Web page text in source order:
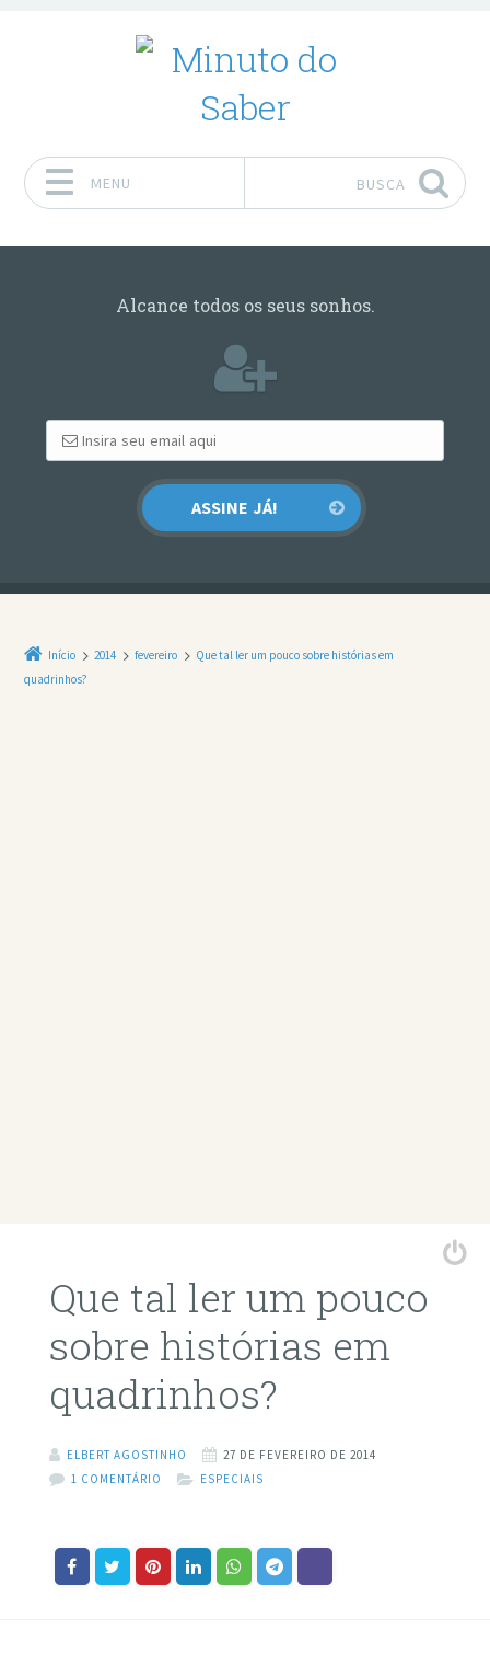
MENU BUSCA
Alcance todos os seus sonhos.
Início 2014 fevereiro
Que tal ler um pouco sobre histórias em
quadrinhos?
Que tal ler um pouco
sobre histórias em
quadrinhos?
ELBERT AGOSTINHO
27 DE FEVEREIRO DE 2014
1 COMENTÁRIO
ESPECIAIS